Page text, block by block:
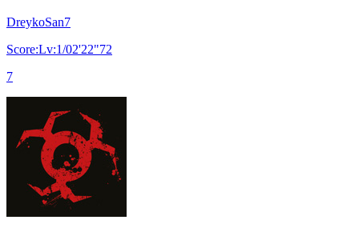
DreykoSan7
Score:Lv:1/02'22"72
7